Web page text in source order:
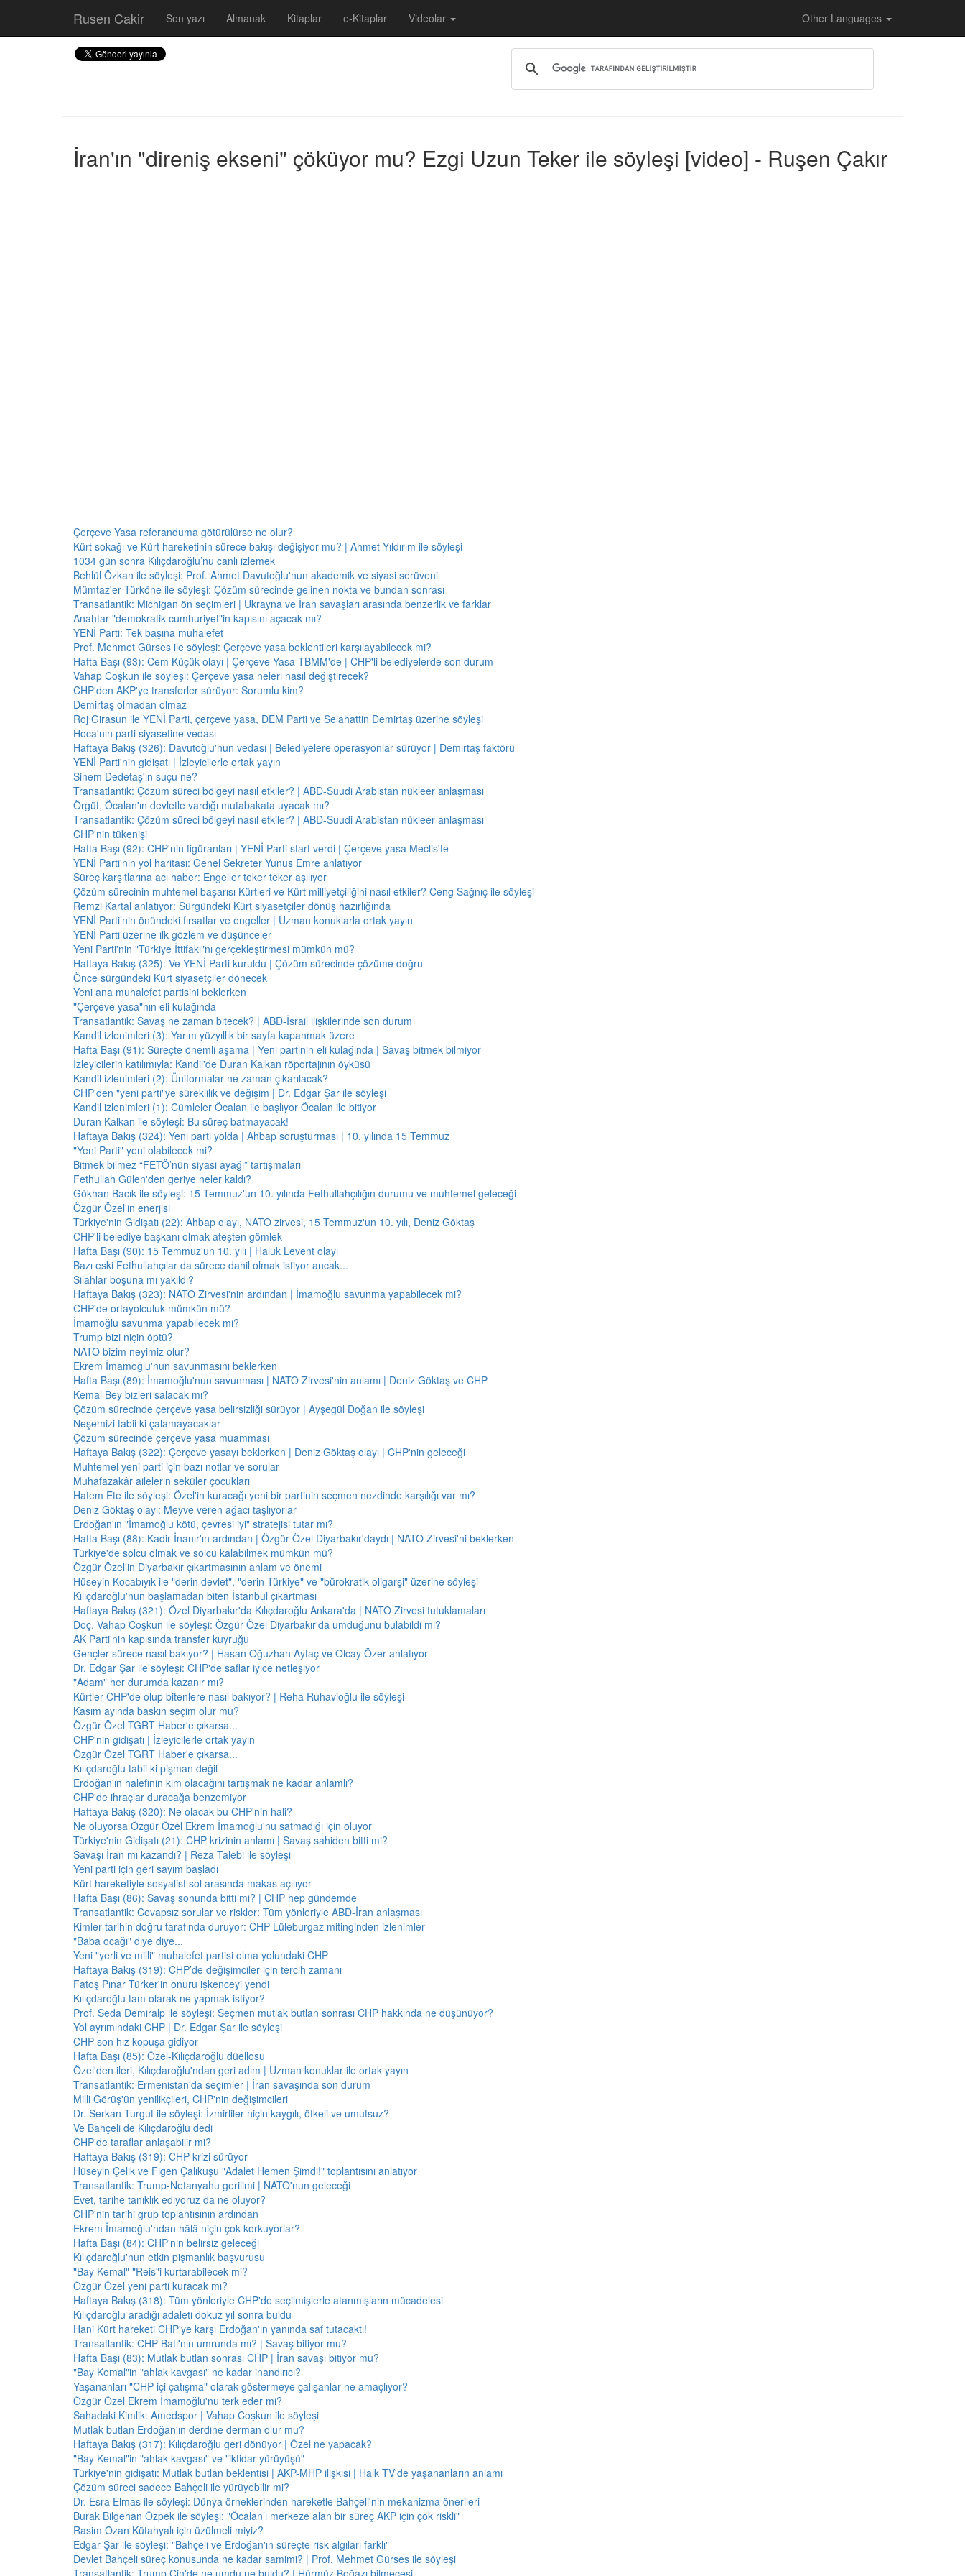
Rusen Cakir Son yazı Almanak Kitaplar e-Kitaplar Videolar Other Languages
İran'ın "direniş ekseni" çöküyor mu? Ezgi Uzun Teker ile söyleşi [video] - Ruşen Çakır
Çerçeve Yasa referanduma götürülürse ne olur?
Kürt sokağı ve Kürt hareketinin sürece bakışı değişiyor mu? | Ahmet Yıldırım ile söyleşi
1034 gün sonra Kılıçdaroğlu’nu canlı izlemek
Behlül Özkan ile söyleşi: Prof. Ahmet Davutoğlu'nun akademik ve siyasi serüveni
Mümtaz'er Türköne ile söyleşi: Çözüm sürecinde gelinen nokta ve bundan sonrası
Transatlantik: Michigan ön seçimleri | Ukrayna ve İran savaşları arasında benzerlik ve farklar
Anahtar "demokratik cumhuriyet"in kapısını açacak mı?
YENİ Parti: Tek başına muhalefet
Prof. Mehmet Gürses ile söyleşi: Çerçeve yasa beklentileri karşılayabilecek mi?
Hafta Başı (93): Cem Küçük olayı | Çerçeve Yasa TBMM'de | CHP'li belediyelerde son durum
Vahap Coşkun ile söyleşi: Çerçeve yasa neleri nasıl değiştirecek?
CHP'den AKP'ye transferler sürüyor: Sorumlu kim?
Demirtaş olmadan olmaz
Roj Girasun ile YENİ Parti, çerçeve yasa, DEM Parti ve Selahattin Demirtaş üzerine söyleşi
Hoca'nın parti siyasetine vedası
Haftaya Bakış (326): Davutoğlu'nun vedası | Belediyelere operasyonlar sürüyor | Demirtaş faktörü
YENİ Parti'nin gidişatı | İzleyicilerle ortak yayın
Sinem Dedetaş'ın suçu ne?
Transatlantik: Çözüm süreci bölgeyi nasıl etkiler? | ABD-Suudi Arabistan nükleer anlaşması
Örgüt, Öcalan'ın devletle vardığı mutabakata uyacak mı?
Transatlantik: Çözüm süreci bölgeyi nasıl etkiler? | ABD-Suudi Arabistan nükleer anlaşması
CHP'nin tükenişi
Hafta Başı (92): CHP'nin figüranları | YENİ Parti start verdi | Çerçeve yasa Meclis'te
YENİ Parti'nin yol haritası: Genel Sekreter Yunus Emre anlatıyor
Süreç karşıtlarına acı haber: Engeller teker teker aşılıyor
Çözüm sürecinin muhtemel başarısı Kürtleri ve Kürt milliyetçiliğini nasıl etkiler? Ceng Sağnıç ile söyleşi
Remzi Kartal anlatıyor: Sürgündeki Kürt siyasetçiler dönüş hazırlığında
YENİ Parti’nin önündeki fırsatlar ve engeller | Uzman konuklarla ortak yayın
YENİ Parti üzerine ilk gözlem ve düşünceler
Yeni Parti'nin "Türkiye İttifakı"nı gerçekleştirmesi mümkün mü?
Haftaya Bakış (325): Ve YENİ Parti kuruldu | Çözüm sürecinde çözüme doğru
Önce sürgündeki Kürt siyasetçiler dönecek
Yeni ana muhalefet partisini beklerken
"Çerçeve yasa"nın eli kulağında
Transatlantik: Savaş ne zaman bitecek? | ABD-İsrail ilişkilerinde son durum
Kandil izlenimleri (3): Yarım yüzyıllık bir sayfa kapanmak üzere
Hafta Başı (91): Süreçte önemli aşama | Yeni partinin eli kulağında | Savaş bitmek bilmiyor
İzleyicilerin katılımıyla: Kandil'de Duran Kalkan röportajının öyküsü
Kandil izlenimleri (2): Üniformalar ne zaman çıkarılacak?
CHP'den "yeni parti"ye süreklilik ve değişim | Dr. Edgar Şar ile söyleşi
Kandil izlenimleri (1): Cümleler Öcalan ile başlıyor Öcalan ile bitiyor
Duran Kalkan ile söyleşi: Bu süreç batmayacak!
Haftaya Bakış (324): Yeni parti yolda | Ahbap soruşturması | 10. yılında 15 Temmuz
"Yeni Parti" yeni olabilecek mi?
Bitmek bilmez “FETÖ’nün siyasi ayağı” tartışmaları
Fethullah Gülen'den geriye neler kaldı?
Gökhan Bacık ile söyleşi: 15 Temmuz'un 10. yılında Fethullahçılığın durumu ve muhtemel geleceği
Özgür Özel'in enerjisi
Türkiye'nin Gidişatı (22): Ahbap olayı, NATO zirvesi, 15 Temmuz'un 10. yılı, Deniz Göktaş
CHP'li belediye başkanı olmak ateşten gömlek
Hafta Başı (90): 15 Temmuz'un 10. yılı | Haluk Levent olayı
Bazı eski Fethullahçılar da sürece dahil olmak istiyor ancak...
Silahlar boşuna mı yakıldı?
Haftaya Bakış (323): NATO Zirvesi'nin ardından | İmamoğlu savunma yapabilecek mi?
CHP'de ortayolculuk mümkün mü?
İmamoğlu savunma yapabilecek mi?
Trump bizi niçin öptü?
NATO bizim neyimiz olur?
Ekrem İmamoğlu'nun savunmasını beklerken
Hafta Başı (89): İmamoğlu'nun savunması | NATO Zirvesi'nin anlamı | Deniz Göktaş ve CHP
Kemal Bey bizleri salacak mı?
Çözüm sürecinde çerçeve yasa belirsizliği sürüyor | Ayşegül Doğan ile söyleşi
Neşemizi tabii ki çalamayacaklar
Çözüm sürecinde çerçeve yasa muamması
Haftaya Bakış (322): Çerçeve yasayı beklerken | Deniz Göktaş olayı | CHP'nin geleceği
Muhtemel yeni parti için bazı notlar ve sorular
Muhafazakâr ailelerin seküler çocukları
Hatem Ete ile söyleşi: Özel'in kuracağı yeni bir partinin seçmen nezdinde karşılığı var mı?
Deniz Göktaş olayı: Meyve veren ağacı taşlıyorlar
Erdoğan'ın "İmamoğlu kötü, çevresi iyi" stratejisi tutar mı?
Hafta Başı (88): Kadir İnanır'ın ardından | Özgür Özel Diyarbakır'daydı | NATO Zirvesi'ni beklerken
Türkiye'de solcu olmak ve solcu kalabilmek mümkün mü?
Özgür Özel'in Diyarbakır çıkartmasının anlam ve önemi
Hüseyin Kocabıyık ile "derin devlet", "derin Türkiye" ve "bürokratik oligarşi" üzerine söyleşi
Kılıçdaroğlu'nun başlamadan biten İstanbul çıkartması
Haftaya Bakış (321): Özel Diyarbakır'da Kılıçdaroğlu Ankara'da | NATO Zirvesi tutuklamaları
Doç. Vahap Coşkun ile söyleşi: Özgür Özel Diyarbakır'da umduğunu bulabildi mi?
AK Parti'nin kapısında transfer kuyruğu
Gençler sürece nasıl bakıyor? | Hasan Oğuzhan Aytaç ve Olcay Özer anlatıyor
Dr. Edgar Şar ile söyleşi: CHP'de saflar iyice netleşiyor
"Adam" her durumda kazanır mı?
Kürtler CHP'de olup bitenlere nasıl bakıyor? | Reha Ruhavioğlu ile söyleşi
Kasım ayında baskın seçim olur mu?
Özgür Özel TGRT Haber'e çıkarsa...
CHP'nin gidişatı | İzleyicilerle ortak yayın
Özgür Özel TGRT Haber'e çıkarsa...
Kılıçdaroğlu tabii ki pişman değil
Erdoğan'ın halefinin kim olacağını tartışmak ne kadar anlamlı?
CHP'de ihraçlar duracağa benzemiyor
Haftaya Bakış (320): Ne olacak bu CHP'nin hali?
Ne oluyorsa Özgür Özel Ekrem İmamoğlu'nu satmadığı için oluyor
Türkiye'nin Gidişatı (21): CHP krizinin anlamı | Savaş sahiden bitti mi?
Savaşı İran mı kazandı? | Reza Talebi ile söyleşi
Yeni parti için geri sayım başladı
Kürt hareketiyle sosyalist sol arasında makas açılıyor
Hafta Başı (86): Savaş sonunda bitti mi? | CHP hep gündemde
Transatlantik: Cevapsız sorular ve riskler: Tüm yönleriyle ABD-İran anlaşması
Kimler tarihin doğru tarafında duruyor: CHP Lüleburgaz mitinginden izlenimler
"Baba ocağı" diye diye...
Yeni "yerli ve milli" muhalefet partisi olma yolundaki CHP
Haftaya Bakış (319): CHP’de değişimciler için tercih zamanı
Fatoş Pınar Türker'in onuru işkenceyi yendi
Kılıçdaroğlu tam olarak ne yapmak istiyor?
Prof. Seda Demiralp ile söyleşi: Seçmen mutlak butlan sonrası CHP hakkında ne düşünüyor?
Yol ayrımındaki CHP | Dr. Edgar Şar ile söyleşi
CHP son hız kopuşa gidiyor
Hafta Başı (85): Özel-Kılıçdaroğlu düellosu
Özel'den ileri, Kılıçdaroğlu'ndan geri adım | Uzman konuklar ile ortak yayın
Transatlantik: Ermenistan'da seçimler | İran savaşında son durum
Milli Görüş'ün yenilikçileri, CHP'nin değişimcileri
Dr. Serkan Turgut ile söyleşi: İzmirliler niçin kaygılı, öfkeli ve umutsuz?
Ve Bahçeli de Kılıçdaroğlu dedi
CHP'de taraflar anlaşabilir mi?
Haftaya Bakış (319): CHP krizi sürüyor
Hüseyin Çelik ve Figen Çalıkuşu "Adalet Hemen Şimdi!" toplantısını anlatıyor
Transatlantik: Trump-Netanyahu gerilimi | NATO'nun geleceği
Evet, tarihe tanıklık ediyoruz da ne oluyor?
CHP'nin tarihi grup toplantısının ardından
Ekrem İmamoğlu'ndan hâlâ niçin çok korkuyorlar?
Hafta Başı (84): CHP'nin belirsiz geleceği
Kılıçdaroğlu'nun etkin pişmanlık başvurusu
"Bay Kemal" "Reis"i kurtarabilecek mi?
Özgür Özel yeni parti kuracak mı?
Haftaya Bakış (318): Tüm yönleriyle CHP'de seçilmişlerle atanmışların mücadelesi
Kılıçdaroğlu aradığı adaleti dokuz yıl sonra buldu
Hani Kürt hareketi CHP'ye karşı Erdoğan'ın yanında saf tutacaktı!
Transatlantik: CHP Batı'nın umrunda mı? | Savaş bitiyor mu?
Hafta Başı (83): Mutlak butlan sonrası CHP | İran savaşı bitiyor mu?
"Bay Kemal"in "ahlak kavgası" ne kadar inandırıcı?
Yaşananları "CHP içi çatışma" olarak göstermeye çalışanlar ne amaçlıyor?
Özgür Özel Ekrem İmamoğlu'nu terk eder mi?
Sahadaki Kimlik: Amedspor | Vahap Coşkun ile söyleşi
Mutlak butlan Erdoğan'ın derdine derman olur mu?
Haftaya Bakış (317): Kılıçdaroğlu geri dönüyor | Özel ne yapacak?
"Bay Kemal"in "ahlak kavgası" ve "iktidar yürüyüşü"
Türkiye'nin gidişatı: Mutlak butlan beklentisi | AKP-MHP ilişkisi | Halk TV'de yaşananların anlamı
Çözüm süreci sadece Bahçeli ile yürüyebilir mi?
Dr. Esra Elmas ile söyleşi: Dünya örneklerinden hareketle Bahçeli'nin mekanizma önerileri
Burak Bilgehan Özpek ile söyleşi: "Öcalan’ı merkeze alan bir süreç AKP için çok riskli"
Rasim Ozan Kütahyalı için üzülmeli miyiz?
Edgar Şar ile söyleşi: "Bahçeli ve Erdoğan'ın süreçte risk algıları farklı"
Devlet Bahçeli süreç konusunda ne kadar samimi? | Prof. Mehmet Gürses ile söyleşi
Transatlantik: Trump Çin'de ne umdu ne buldu? | Hürmüz Boğazı bilmecesi